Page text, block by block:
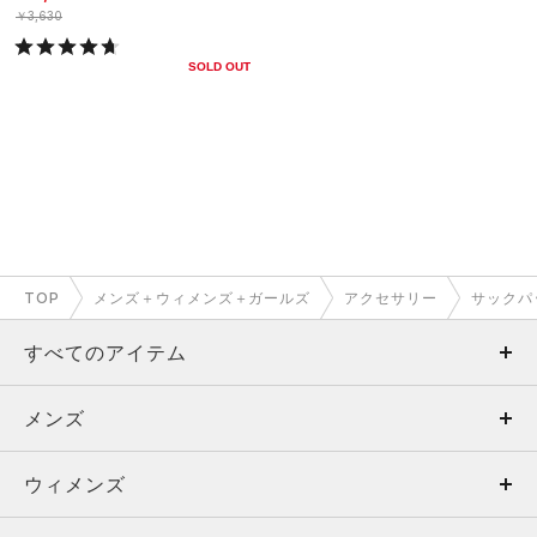
￥3,630
SOLD OUT
TOP メンズ＋ウィメンズ＋ガールズ アクセサリー サック
すべてのアイテム
メンズ
ウィメンズ
メンズ
トップス
ウィメンズ